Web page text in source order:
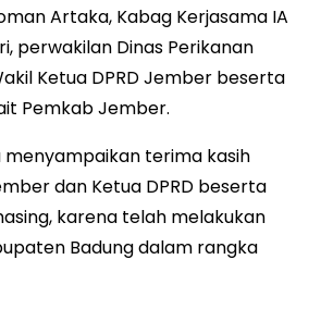
Artaka, Kabag Kerjasama IA
perwakilan Dinas Perikanan
Ketua DPRD Jember beserta
Pemkab Jember.
menyampaikan terima kasih
dan Ketua DPRD beserta
karena telah melakukan
Badung dalam rangka